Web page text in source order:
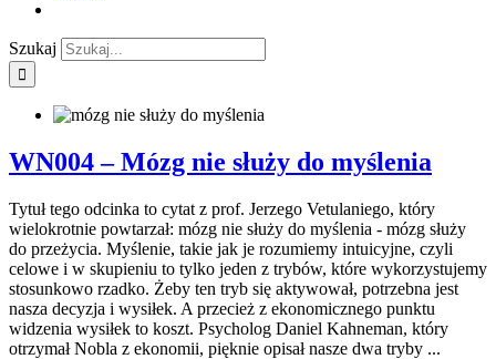
Szukaj
WN004 – Mózg nie służy do myślenia
Tytuł tego odcinka to cytat z prof. Jerzego Vetulaniego, który
wielokrotnie powtarzał: mózg nie służy do myślenia - mózg służy
do przeżycia. Myślenie, takie jak je rozumiemy intuicyjne, czyli
celowe i w skupieniu to tylko jeden z trybów, które wykorzystujemy
stosunkowo rzadko. Żeby ten tryb się aktywował, potrzebna jest
nasza decyzja i wysiłek. A przecież z ekonomicznego punktu
widzenia wysiłek to koszt. Psycholog Daniel Kahneman, który
otrzymał Nobla z ekonomii, pięknie opisał nasze dwa tryby ...